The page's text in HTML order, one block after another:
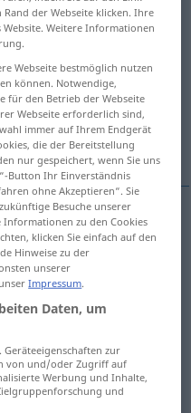
antippen)
der Webseite klicken. Ihre
Weitere Informationen
Webseite bestmöglich nutzen
können. Notwendige,
für den Betrieb der Webseite
Webseite erforderlich sind,
immer auf Ihrem Endgerät
die der Bereitstellung
nur gespeichert, wenn Sie uns
Button Ihr Einverständnis
ohne Akzeptieren“. Sie
Besuche unserer
Informationen zu den Cookies
klicken Sie einfach auf den
Hinweise zu der
unserer
Impressum.
Daten, um
zur
von und/oder Zugriff auf
Werbung und Inhalte,
und